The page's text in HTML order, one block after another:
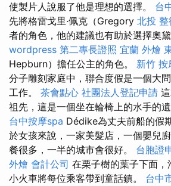
使製片人說服了他是理想的選擇。 台
先將格雷戈里·佩克（Gregory 北投 整
者的角色，他的建議也有助於選擇奧
wordpress 第二專長證照 宜蘭 外燴
Hepburn）擔任公主的角色。 新竹 按
分子雕刻家庭中，聯合度假是一個大
工作。 茶會點心 社團法人登記申請
祖先，這是一個坐在輪椅上的水手的
台中按摩spa Dédike為丈夫前船的假
於女孩來說，一家美髮店，一個嬰兒
餐很多，一半的城市會很好。 台胞證
外燴 會計公司 在栗子樹的葉子下面，
小火車將每位乘客帶到童話鎮。 台中